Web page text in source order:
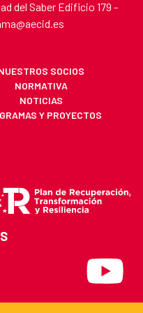
del Saber Edificio 179 -
SOCIOS
NORMATIVA
NOTICIAS
Y PROYECTOS
Youtube